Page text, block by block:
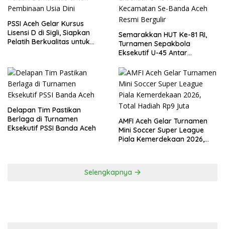
PSSI Aceh Gelar Kursus
Lisensi D di Sigli, Siapkan
Pelatih Berkualitas untuk
Semarakkan HUT Ke-81 RI,
Turnamen Sepakbola
Eksekutif U-45 Antar
Resmi Bergulir
Delapan Tim Pastikan
Berlaga di Turnamen
Eksekutif PSSI Banda Aceh
AMFI Aceh Gelar Turnamen
Mini Soccer Super League
Piala Kemerdekaan 2026,
Selengkapnya